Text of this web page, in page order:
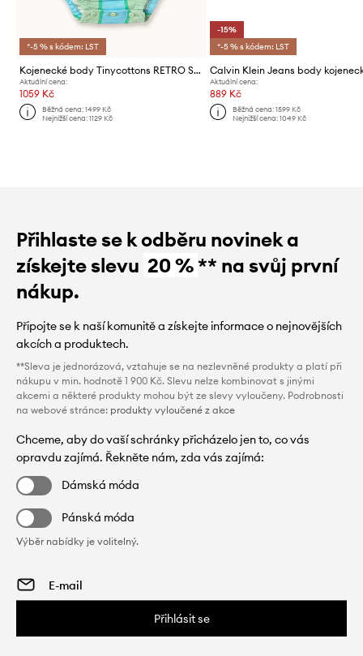
*-5 % s kódem: LST
Kojenecké body Tinycottons RETRO STRIPES BODY
Aktuální cena:
1059 Kč
Běžná cena:1499 Kč
Nejnižší cena:1129 Kč
-15%
*-5 % s kódem: LST
Aktuální cena:
889 Kč
Běžná cena: 1599 Kč
Nejnižší cena: 1049 Kč
Přihlaste se k odběru novinek a
získejte slevu 20 %** na svůj první
nákup.
Připojte se k naší komunitě a získejte informace o nejnovějších
akcích a produktech.
**Sleva je jednorázová, vztahuje se na nezlevněné produkty a platí při
nákupu v min. hodnotě 1 900 Kč. Slevu nelze kombinovat s jinými
akcemi a některé produkty mohou být ze slevy vyloučeny. Podrobnosti
na webové stránce: produkty vyloučené z akce
Chceme, aby do vaší schránky přicházelo jen to, co vás
opravdu zajímá. Řekněte nám, zda vás zajímá:
Dámská móda
Pánská móda
Výběr nabídky je volitelný.
Přihlásit se